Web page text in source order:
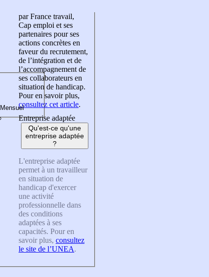
par France travail,
Cap emploi et ses
partenaires pour ses
actions concrètes en
faveur du recrutement,
de l’intégration et de
l’accompagnement de
ses collaborateurs en
situation de handicap.
Pour en savoir plus,
consultez cet article.
Entreprise adaptée
Qu'est-ce qu'une
entreprise adaptée
?
L'entreprise adaptée
permet à un travailleur
en situation de
handicap d'exercer
une activité
professionnelle dans
des conditions
adaptées à ses
capacités. Pour en
savoir plus, consultez
le site de l’UNEA.